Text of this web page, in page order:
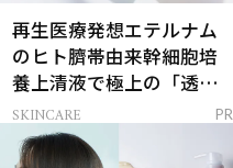
再生医療発想エテルナム
のヒト臍帯由来幹細胞培
養上清液で極上の「透明
感ハリ肌」へ
SKINCARE PR